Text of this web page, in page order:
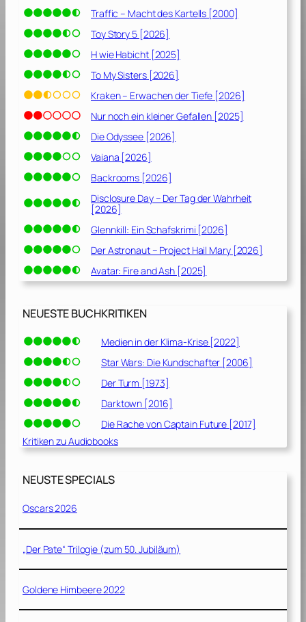
Traffic – Macht des Kartells [2000]
Toy Story 5 [2026]
H wie Habicht [2025]
To My Sisters [2026]
Kraken – Erwachen der Tiefe [2026]
Nur noch ein kleiner Gefallen [2025]
Die Odyssee [2026]
Vaiana [2026]
Backrooms [2026]
Disclosure Day – Der Tag der Wahrheit
[2026]
Glennkill: Ein Schafskrimi [2026]
Der Astronaut – Project Hail Mary [2026]
Avatar: Fire and Ash [2025]
NEUESTE BUCHKRITIKEN
Medien in der Klima-Krise [2022]
Star Wars: Die Kundschafter [2006]
Der Turm [1973]
Darktown [2016]
Die Rache von Captain Future [2017]
Kritiken zu Audiobooks
NEUSTE SPECIALS
Oscars 2026
„Der Pate“ Trilogie (zum 50. Jubiläum)
Goldene Himbeere 2022